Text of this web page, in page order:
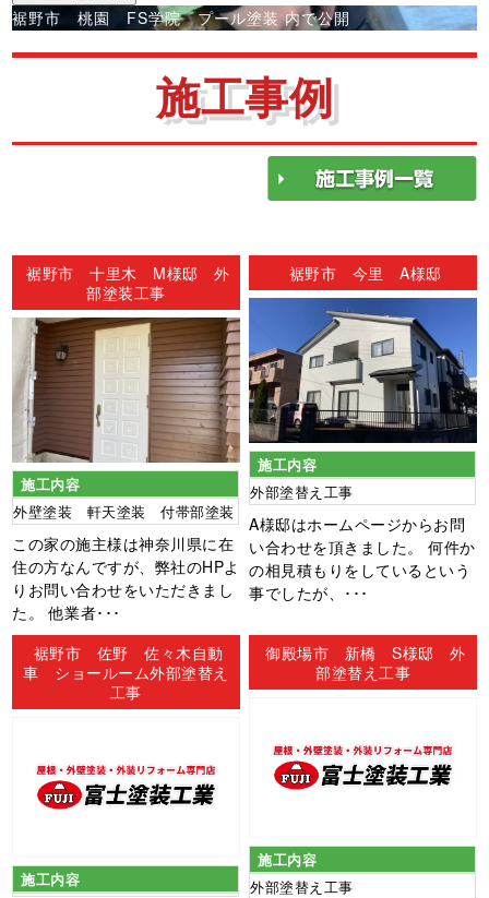
投
稿
ゲ
ン
裾野市 桃園 FS学院 プール塗装 内で公開
施工事例
裾野市 十里木 M様邸 外
部塗装工事
施工内容
外壁塗装 軒天塗装 付帯部塗装
この家の施主様は神奈川県に在
住の方なんですが、弊社のHPよ
りお問い合わせをいただきまし
た。 他業者･･･
裾野市 今里 A様邸
施工内容
外部塗替え工事
A様邸はホームページからお問
い合わせを頂きました。 何件か
の相見積もりをしているという
事でしたが、･･･
裾野市 佐野 佐々木自動
車 ショールーム外部塗替え
工事
施工内容
御殿場市 新橋 S様邸 外
部塗替え工事
施工内容
外部塗替え工事